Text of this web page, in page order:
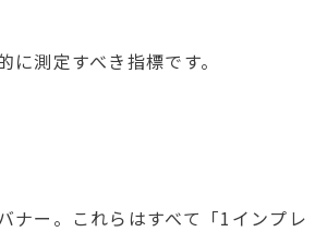
測定すべき指標です。
ナー。これらはすべて「1 インプレ